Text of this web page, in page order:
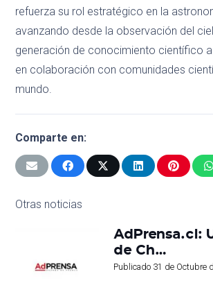
refuerza su rol estratégico en la
avanzando desde la observación del
generación de conocimiento científico
en colaboración con comunidades
mundo.
Comparte en:
Otras noticias
AdPrensa.cl:
de Ch…
Publicado 31 de Octubre